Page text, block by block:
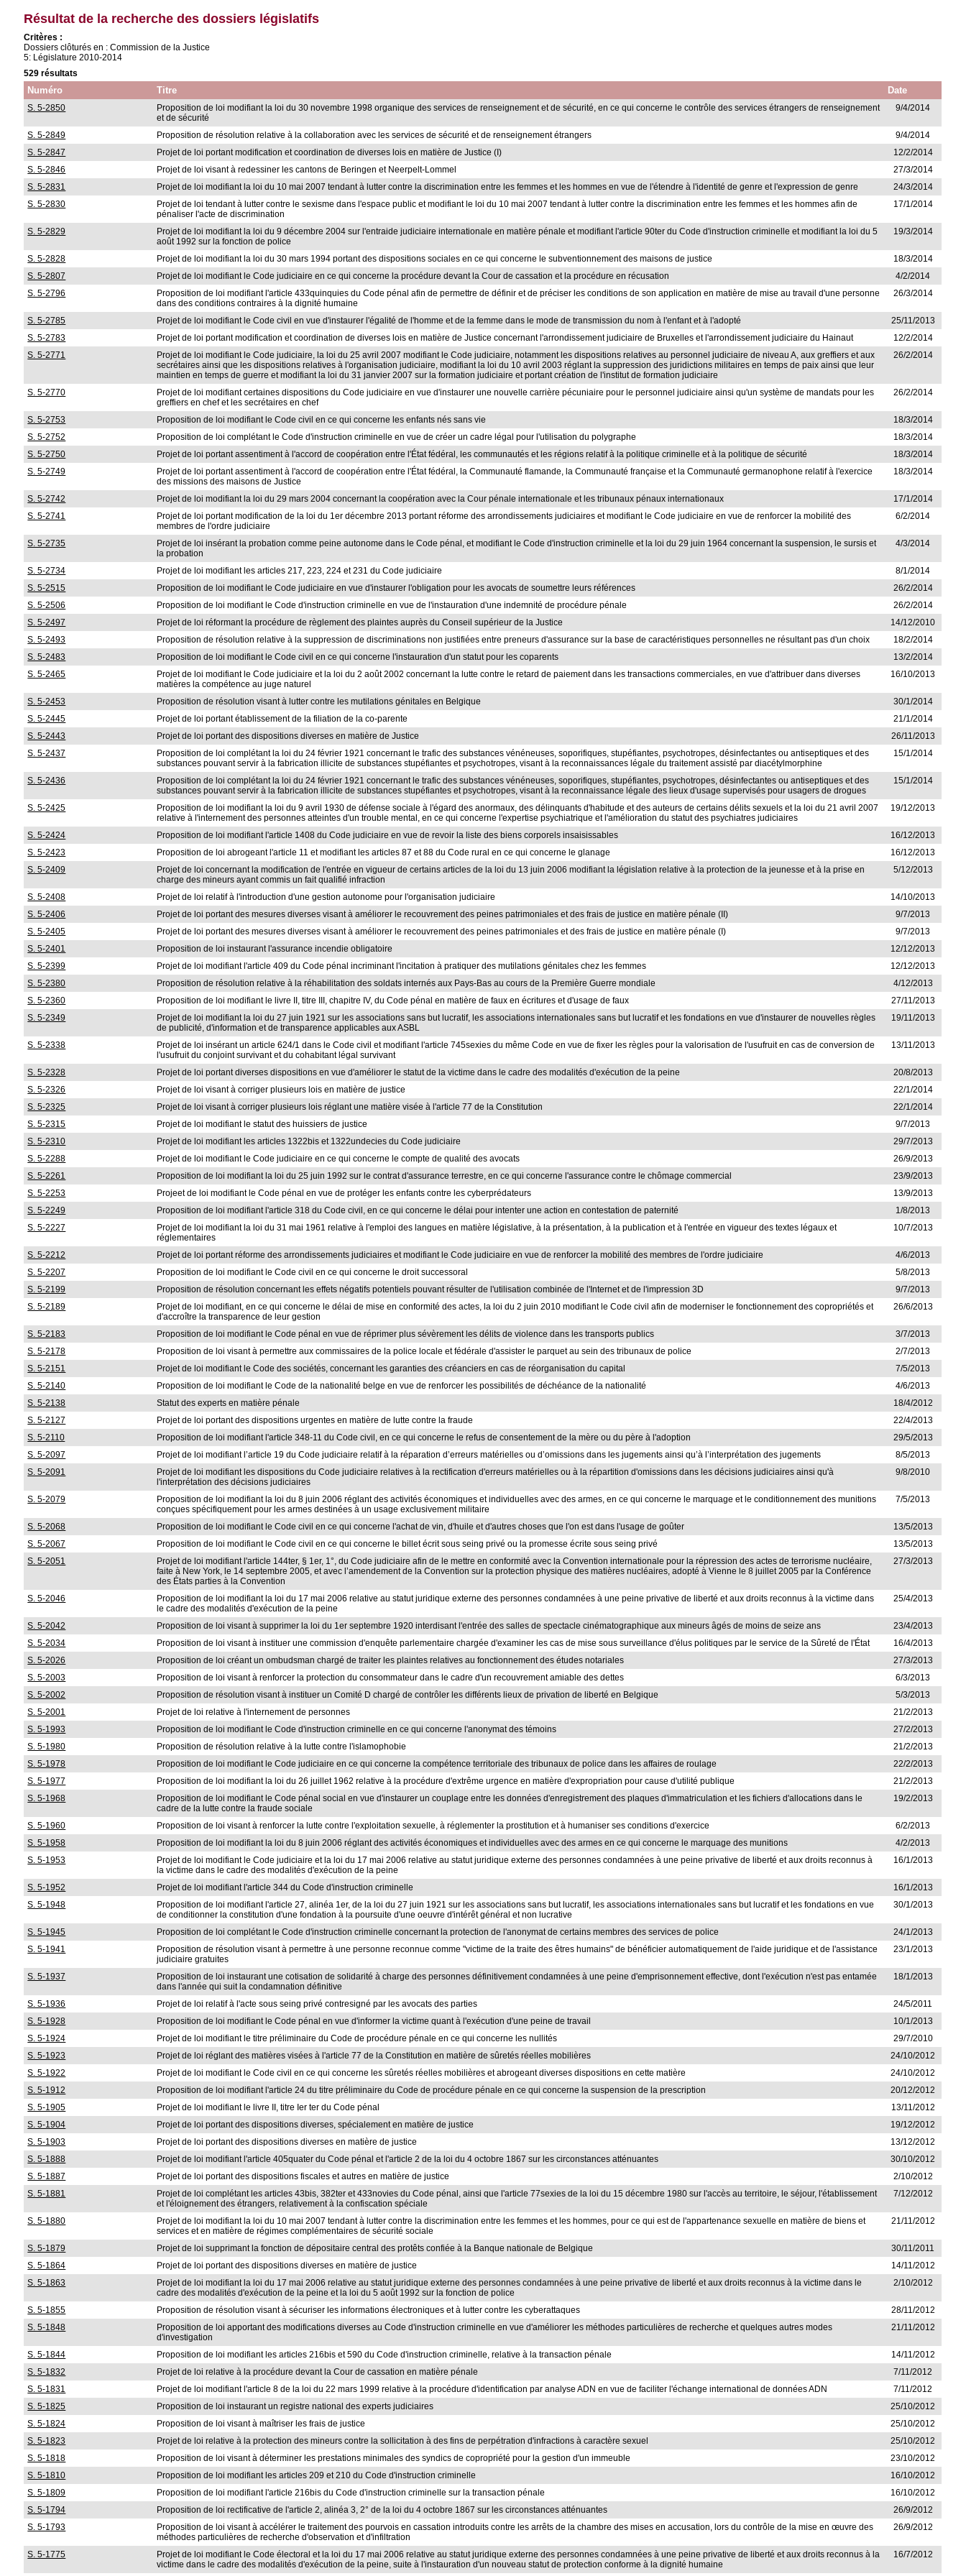
Résultat de la recherche des dossiers législatifs
Critères :
Dossiers clôturés en : Commission de la Justice
5: Législature 2010-2014
529 résultats
Numéro Titre Date
S. 5-2850
Proposition de loi modifiant la loi du 30 novembre 1998 organique des services de renseignement et de sécurité, en ce qui concerne le contrôle des services étrangers de renseignement
et de sécurité
9/4/2014
S. 5-2849 Proposition de résolution relative à la collaboration avec les services de sécurité et de renseignement étrangers
9/4/2014
S. 5-2847
Projet de loi portant modification et coordination de diverses lois en matière de Justice (I)
12/2/2014
S. 5-2846
Projet de loi visant à redessiner les cantons de Beringen et Neerpelt-Lommel
27/3/2014
S. 5-2831
Projet de loi modifiant la loi du 10 mai 2007 tendant à lutter contre la discrimination entre les femmes et les hommes en vue de l'étendre à l'identité de genre et l'expression de genre
24/3/2014
S. 5-2830
Projet de loi tendant à lutter contre le sexisme dans l'espace public et modifiant le loi du 10 mai 2007 tendant à lutter contre la discrimination entre les femmes et les hommes afin de
pénaliser l'acte de discrimination
17/1/2014
S. 5-2829
Projet de loi modifiant la loi du 9 décembre 2004 sur l'entraide judiciaire internationale en matière pénale et modifiant l'article 90ter du Code d'instruction criminelle et modifiant la loi du 5
août 1992 sur la fonction de police
19/3/2014
S. 5-2828 Projet de loi modifiant la loi du 30 mars 1994 portant des dispositions sociales en ce qui concerne le subventionnement des maisons de justice
18/3/2014
S. 5-2807
Projet de loi modifiant le Code judiciaire en ce qui concerne la procédure devant la Cour de cassation et la procédure en récusation
4/2/2014
S. 5-2796
Proposition de loi modifiant l'article 433quinquies du Code pénal afin de permettre de définir et de préciser les conditions de son application en matière de mise au travail d'une personne
dans des conditions contraires à la dignité humaine
26/3/2014
S. 5-2785 Projet de loi modifiant le Code civil en vue d'instaurer l'égalité de l'homme et de la femme dans le mode de transmission du nom à l'enfant et à l'adopté
25/11/2013
S. 5-2783
Projet de loi portant modification et coordination de diverses lois en matière de Justice concernant l'arrondissement judiciaire de Bruxelles et l'arrondissement judiciaire du Hainaut
12/2/2014
S. 5-2771
Projet de loi modifiant le Code judiciaire, la loi du 25 avril 2007 modifiant le Code judiciaire, notamment les dispositions relatives au personnel judiciaire de niveau A, aux greffiers et aux
secrétaires ainsi que les dispositions relatives à l'organisation judiciaire, modifiant la loi du 10 avril 2003 réglant la suppression des juridictions militaires en temps de paix ainsi que leur
maintien en temps de guerre et modifiant la loi du 31 janvier 2007 sur la formation judiciaire et portant création de l'institut de formation judiciaire
26/2/2014
S. 5-2770
Projet de loi modifiant certaines dispositions du Code judiciaire en vue d'instaurer une nouvelle carrière pécuniaire pour le personnel judiciaire ainsi qu'un système de mandats pour les
greffiers en chef et les secrétaires en chef
26/2/2014
S. 5-2753 Proposition de loi modifiant le Code civil en ce qui concerne les enfants nés sans vie
18/3/2014
S. 5-2752
Proposition de loi complétant le Code d'instruction criminelle en vue de créer un cadre légal pour l'utilisation du polygraphe
18/3/2014
S. 5-2750
Projet de loi portant assentiment à l'accord de coopération entre l'État fédéral, les communautés et les régions relatif à la politique criminelle et à la politique de sécurité
18/3/2014
S. 5-2749
Projet de loi portant assentiment à l'accord de coopération entre l'État fédéral, la Communauté flamande, la Communauté française et la Communauté germanophone relatif à l'exercice
des missions des maisons de Justice
18/3/2014
S. 5-2742 Projet de loi modifiant la loi du 29 mars 2004 concernant la coopération avec la Cour pénale internationale et les tribunaux pénaux internationaux
17/1/2014
S. 5-2741
Projet de loi portant modification de la loi du 1er décembre 2013 portant réforme des arrondissements judiciaires et modifiant le Code judiciaire en vue de renforcer la mobilité des
membres de l'ordre judiciaire
6/2/2014
S. 5-2735
Projet de loi insérant la probation comme peine autonome dans le Code pénal, et modifiant le Code d'instruction criminelle et la loi du 29 juin 1964 concernant la suspension, le sursis et
la probation
4/3/2014
S. 5-2734 Projet de loi modifiant les articles 217, 223, 224 et 231 du Code judiciaire
8/1/2014
S. 5-2515
Proposition de loi modifiant le Code judiciaire en vue d'instaurer l'obligation pour les avocats de soumettre leurs références
26/2/2014
S. 5-2506
Proposition de loi modifiant le Code d'instruction criminelle en vue de l'instauration d'une indemnité de procédure pénale
26/2/2014
S. 5-2497
Projet de loi réformant la procédure de règlement des plaintes auprès du Conseil supérieur de la Justice
14/12/2010
S. 5-2493
Proposition de résolution relative à la suppression de discriminations non justifiées entre preneurs d'assurance sur la base de caractéristiques personnelles ne résultant pas d'un choix
18/2/2014
S. 5-2483
Proposition de loi modifiant le Code civil en ce qui concerne l'instauration d'un statut pour les coparents
13/2/2014
S. 5-2465
Projet de loi modifiant le Code judiciaire et la loi du 2 août 2002 concernant la lutte contre le retard de paiement dans les transactions commerciales, en vue d'attribuer dans diverses
matières la compétence au juge naturel
16/10/2013
S. 5-2453 Proposition de résolution visant à lutter contre les mutilations génitales en Belgique
30/1/2014
S. 5-2445
Projet de loi portant établissement de la filiation de la co-parente
21/1/2014
S. 5-2443
Projet de loi portant des dispositions diverses en matière de Justice
26/11/2013
S. 5-2437
Proposition de loi complétant la loi du 24 février 1921 concernant le trafic des substances vénéneuses, soporifiques, stupéfiantes, psychotropes, désinfectantes ou antiseptiques et des
substances pouvant servir à la fabrication illicite de substances stupéfiantes et psychotropes, visant à la reconnaissances légale du traitement assisté par diacétylmorphine
15/1/2014
S. 5-2436
Proposition de loi complétant la loi du 24 février 1921 concernant le trafic des substances vénéneuses, soporifiques, stupéfiantes, psychotropes, désinfectantes ou antiseptiques et des
substances pouvant servir à la fabrication illicite de substances stupéfiantes et psychotropes, visant à la reconnaissance légale des lieux d'usage supervisés pour usagers de drogues
15/1/2014
S. 5-2425
Proposition de loi modifiant la loi du 9 avril 1930 de défense sociale à l'égard des anormaux, des délinquants d'habitude et des auteurs de certains délits sexuels et la loi du 21 avril 2007
relative à l'internement des personnes atteintes d'un trouble mental, en ce qui concerne l'expertise psychiatrique et l'amélioration du statut des psychiatres judiciaires
19/12/2013
S. 5-2424 Proposition de loi modifiant l'article 1408 du Code judiciaire en vue de revoir la liste des biens corporels insaisissables
16/12/2013
S. 5-2423
Proposition de loi abrogeant l'article 11 et modifiant les articles 87 et 88 du Code rural en ce qui concerne le glanage
16/12/2013
S. 5-2409
Projet de loi concernant la modification de l'entrée en vigueur de certains articles de la loi du 13 juin 2006 modifiant la législation relative à la protection de la jeunesse et à la prise en
charge des mineurs ayant commis un fait qualifié infraction
5/12/2013
S. 5-2408 Projet de loi relatif à l'introduction d'une gestion autonome pour l'organisation judiciaire
14/10/2013
S. 5-2406
Projet de loi portant des mesures diverses visant à améliorer le recouvrement des peines patrimoniales et des frais de justice en matière pénale (II)
9/7/2013
S. 5-2405
Projet de loi portant des mesures diverses visant à améliorer le recouvrement des peines patrimoniales et des frais de justice en matière pénale (I)
9/7/2013
S. 5-2401
Proposition de loi instaurant l'assurance incendie obligatoire
12/12/2013
S. 5-2399
Projet de loi modifiant l'article 409 du Code pénal incriminant l'incitation à pratiquer des mutilations génitales chez les femmes
12/12/2013
S. 5-2380
Proposition de résolution relative à la réhabilitation des soldats internés aux Pays-Bas au cours de la Première Guerre mondiale
4/12/2013
S. 5-2360
Proposition de loi modifiant le livre II, titre III, chapitre IV, du Code pénal en matière de faux en écritures et d'usage de faux
27/11/2013
S. 5-2349
Projet de loi modifiant la loi du 27 juin 1921 sur les associations sans but lucratif, les associations internationales sans but lucratif et les fondations en vue d'instaurer de nouvelles règles
de publicité, d'information et de transparence applicables aux ASBL
19/11/2013
S. 5-2338
Projet de loi insérant un article 624/1 dans le Code civil et modifiant l'article 745sexies du même Code en vue de fixer les règles pour la valorisation de l'usufruit en cas de conversion de
l'usufruit du conjoint survivant et du cohabitant légal survivant
13/11/2013
S. 5-2328 Projet de loi portant diverses dispositions en vue d'améliorer le statut de la victime dans le cadre des modalités d'exécution de la peine
20/8/2013
S. 5-2326
Projet de loi visant à corriger plusieurs lois en matière de justice
22/1/2014
S. 5-2325
Projet de loi visant à corriger plusieurs lois réglant une matière visée à l'article 77 de la Constitution
22/1/2014
S. 5-2315
Projet de loi modifiant le statut des huissiers de justice
9/7/2013
S. 5-2310
Projet de loi modifiant les articles 1322bis et 1322undecies du Code judiciaire
29/7/2013
S. 5-2288
Projet de loi modifiant le Code judiciaire en ce qui concerne le compte de qualité des avocats
26/9/2013
S. 5-2261
Proposition de loi modifiant la loi du 25 juin 1992 sur le contrat d'assurance terrestre, en ce qui concerne l'assurance contre le chômage commercial
23/9/2013
S. 5-2253
Projeet de loi modifiant le Code pénal en vue de protéger les enfants contre les cyberprédateurs
13/9/2013
S. 5-2249
Proposition de loi modifiant l'article 318 du Code civil, en ce qui concerne le délai pour intenter une action en contestation de paternité
1/8/2013
S. 5-2227
Projet de loi modifiant la loi du 31 mai 1961 relative à l'emploi des langues en matière législative, à la présentation, à la publication et à l'entrée en vigueur des textes légaux et
réglementaires
10/7/2013
S. 5-2212 Projet de loi portant réforme des arrondissements judiciaires et modifiant le Code judiciaire en vue de renforcer la mobilité des membres de l'ordre judiciaire
4/6/2013
S. 5-2207
Proposition de loi modifiant le Code civil en ce qui concerne le droit successoral
5/8/2013
S. 5-2199
Proposition de résolution concernant les effets négatifs potentiels pouvant résulter de l'utilisation combinée de l'Internet et de l'impression 3D
9/7/2013
S. 5-2189
Projet de loi modifiant, en ce qui concerne le délai de mise en conformité des actes, la loi du 2 juin 2010 modifiant le Code civil afin de moderniser le fonctionnement des copropriétés et
d'accroître la transparence de leur gestion
26/6/2013
S. 5-2183 Proposition de loi modifiant le Code pénal en vue de réprimer plus sévèrement les délits de violence dans les transports publics
3/7/2013
S. 5-2178
Proposition de loi visant à permettre aux commissaires de la police locale et fédérale d'assister le parquet au sein des tribunaux de police
2/7/2013
S. 5-2151
Projet de loi modifiant le Code des sociétés, concernant les garanties des créanciers en cas de réorganisation du capital
7/5/2013
S. 5-2140
Proposition de loi modifiant le Code de la nationalité belge en vue de renforcer les possibilités de déchéance de la nationalité
4/6/2013
S. 5-2138
Statut des experts en matière pénale
18/4/2012
S. 5-2127
Projet de loi portant des dispositions urgentes en matière de lutte contre la fraude
22/4/2013
S. 5-2110
Proposition de loi modifiant l'article 348-11 du Code civil, en ce qui concerne le refus de consentement de la mère ou du père à l'adoption
29/5/2013
S. 5-2097
Projet de loi modifiant l’article 19 du Code judiciaire relatif à la réparation d’erreurs matérielles ou d’omissions dans les jugements ainsi qu’à l’interprétation des jugements
8/5/2013
S. 5-2091
Projet de loi modifiant les dispositions du Code judiciaire relatives à la rectification d'erreurs matérielles ou à la répartition d'omissions dans les décisions judiciaires ainsi qu'à
l'interprétation des décisions judiciaires
9/8/2010
S. 5-2079
Proposition de loi modifiant la loi du 8 juin 2006 réglant des activités économiques et individuelles avec des armes, en ce qui concerne le marquage et le conditionnement des munitions
conçues spécifiquement pour les armes destinées à un usage exclusivement militaire
7/5/2013
S. 5-2068 Proposition de loi modifiant le Code civil en ce qui concerne l'achat de vin, d'huile et d'autres choses que l'on est dans l'usage de goûter
13/5/2013
S. 5-2067
Proposition de loi modifiant le Code civil en ce qui concerne le billet écrit sous seing privé ou la promesse écrite sous seing privé
13/5/2013
S. 5-2051
Projet de loi modifiant l'article 144ter, § 1er, 1°, du Code judiciaire afin de le mettre en conformité avec la Convention internationale pour la répression des actes de terrorisme nucléaire,
faite à New York, le 14 septembre 2005, et avec l’amendement de la Convention sur la protection physique des matières nucléaires, adopté à Vienne le 8 juillet 2005 par la Conférence
des États parties à la Convention
27/3/2013
S. 5-2046
Proposition de loi modifiant la loi du 17 mai 2006 relative au statut juridique externe des personnes condamnées à une peine privative de liberté et aux droits reconnus à la victime dans
le cadre des modalités d'exécution de la peine
25/4/2013
S. 5-2042 Proposition de loi visant à supprimer la loi du 1er septembre 1920 interdisant l'entrée des salles de spectacle cinématographique aux mineurs âgés de moins de seize ans
23/4/2013
S. 5-2034
Proposition de loi visant à instituer une commission d'enquête parlementaire chargée d'examiner les cas de mise sous surveillance d'élus politiques par le service de la Sûreté de l'État
16/4/2013
S. 5-2026
Proposition de loi créant un ombudsman chargé de traiter les plaintes relatives au fonctionnement des études notariales
27/3/2013
S. 5-2003
Proposition de loi visant à renforcer la protection du consommateur dans le cadre d'un recouvrement amiable des dettes
6/3/2013
S. 5-2002
Proposition de résolution visant à instituer un Comité D chargé de contrôler les différents lieux de privation de liberté en Belgique
5/3/2013
S. 5-2001
Projet de loi relative à l'internement de personnes
21/2/2013
S. 5-1993
Proposition de loi modifiant le Code d'instruction criminelle en ce qui concerne l'anonymat des témoins
27/2/2013
S. 5-1980
Proposition de résolution relative à la lutte contre l'islamophobie
21/2/2013
S. 5-1978
Proposition de loi modifiant le Code judiciaire en ce qui concerne la compétence territoriale des tribunaux de police dans les affaires de roulage
22/2/2013
S. 5-1977
Proposition de loi modifiant la loi du 26 juillet 1962 relative à la procédure d'extrême urgence en matière d'expropriation pour cause d'utilité publique
21/2/2013
S. 5-1968
Proposition de loi modifiant le Code pénal social en vue d'instaurer un couplage entre les données d'enregistrement des plaques d'immatriculation et les fichiers d'allocations dans le
cadre de la lutte contre la fraude sociale
19/2/2013
S. 5-1960 Proposition de loi visant à renforcer la lutte contre l'exploitation sexuelle, à réglementer la prostitution et à humaniser ses conditions d'exercice
6/2/2013
S. 5-1958
Proposition de loi modifiant la loi du 8 juin 2006 réglant des activités économiques et individuelles avec des armes en ce qui concerne le marquage des munitions
4/2/2013
S. 5-1953
Projet de loi modifiant le Code judiciaire et la loi du 17 mai 2006 relative au statut juridique externe des personnes condamnées à une peine privative de liberté et aux droits reconnus à
la victime dans le cadre des modalités d'exécution de la peine
16/1/2013
S. 5-1952 Projet de loi modifiant l'article 344 du Code d'instruction criminelle
16/1/2013
S. 5-1948
Proposition de loi modifiant l'article 27, alinéa 1er, de la loi du 27 juin 1921 sur les associations sans but lucratif, les associations internationales sans but lucratif et les fondations en vue
de conditionner la constitution d'une fondation à la poursuite d'une oeuvre d'intérêt général et non lucrative
30/1/2013
S. 5-1945 Proposition de loi complétant le Code d'instruction criminelle concernant la protection de l'anonymat de certains membres des services de police
24/1/2013
S. 5-1941
Proposition de résolution visant à permettre à une personne reconnue comme "victime de la traite des êtres humains" de bénéficier automatiquement de l'aide juridique et de l'assistance
judiciaire gratuites
23/1/2013
S. 5-1937
Proposition de loi instaurant une cotisation de solidarité à charge des personnes définitivement condamnées à une peine d'emprisonnement effective, dont l'exécution n'est pas entamée
dans l'année qui suit la condamnation définitive
18/1/2013
S. 5-1936 Projet de loi relatif à l'acte sous seing privé contresigné par les avocats des parties
24/5/2011
S. 5-1928
Proposition de loi modifiant le Code pénal en vue d'informer la victime quant à l'exécution d'une peine de travail
10/1/2013
S. 5-1924
Projet de loi modifiant le titre préliminaire du Code de procédure pénale en ce qui concerne les nullités
29/7/2010
S. 5-1923
Projet de loi réglant des matières visées à l'article 77 de la Constitution en matière de sûretés réelles mobilières
24/10/2012
S. 5-1922
Projet de loi modifiant le Code civil en ce qui concerne les sûretés réelles mobilières et abrogeant diverses dispositions en cette matière
24/10/2012
S. 5-1912
Proposition de loi modifiant l'article 24 du titre préliminaire du Code de procédure pénale en ce qui concerne la suspension de la prescription
20/12/2012
S. 5-1905
Projet de loi modifiant le livre II, titre Ier ter du Code pénal
13/11/2012
S. 5-1904
Projet de loi portant des dispositions diverses, spécialement en matière de justice
19/12/2012
S. 5-1903
Projet de loi portant des dispositions diverses en matière de justice
13/12/2012
S. 5-1888
Projet de loi modifiant l'article 405quater du Code pénal et l'article 2 de la loi du 4 octobre 1867 sur les circonstances atténuantes
30/10/2012
S. 5-1887
Projet de loi portant des dispositions fiscales et autres en matière de justice
2/10/2012
S. 5-1881
Projet de loi complétant les articles 43bis, 382ter et 433novies du Code pénal, ainsi que l'article 77sexies de la loi du 15 décembre 1980 sur l'accès au territoire, le séjour, l'établissement
et l'éloignement des étrangers, relativement à la confiscation spéciale
7/12/2012
S. 5-1880
Projet de loi modifiant la loi du 10 mai 2007 tendant à lutter contre la discrimination entre les femmes et les hommes, pour ce qui est de l'appartenance sexuelle en matière de biens et
services et en matière de régimes complémentaires de sécurité sociale
21/11/2012
S. 5-1879 Projet de loi supprimant la fonction de dépositaire central des protêts confiée à la Banque nationale de Belgique
30/11/2011
S. 5-1864
Projet de loi portant des dispositions diverses en matière de justice
14/11/2012
S. 5-1863
Projet de loi modifiant la loi du 17 mai 2006 relative au statut juridique externe des personnes condamnées à une peine privative de liberté et aux droits reconnus à la victime dans le
cadre des modalités d'exécution de la peine et la loi du 5 août 1992 sur la fonction de police
2/10/2012
S. 5-1855 Proposition de résolution visant à sécuriser les informations électroniques et à lutter contre les cyberattaques
28/11/2012
S. 5-1848
Proposition de loi apportant des modifications diverses au Code d'instruction criminelle en vue d'améliorer les méthodes particulières de recherche et quelques autres modes
d'investigation
21/11/2012
S. 5-1844 Proposition de loi modifiant les articles 216bis et 590 du Code d'instruction criminelle, relative à la transaction pénale
14/11/2012
S. 5-1832
Projet de loi relative à la procédure devant la Cour de cassation en matière pénale
7/11/2012
S. 5-1831
Projet de loi modifiant l'article 8 de la loi du 22 mars 1999 relative à la procédure d'identification par analyse ADN en vue de faciliter l'échange international de données ADN
7/11/2012
S. 5-1825
Proposition de loi instaurant un registre national des experts judiciaires
25/10/2012
S. 5-1824
Proposition de loi visant à maîtriser les frais de justice
25/10/2012
S. 5-1823
Projet de loi relative à la protection des mineurs contre la sollicitation à des fins de perpétration d'infractions à caractère sexuel
25/10/2012
S. 5-1818
Proposition de loi visant à déterminer les prestations minimales des syndics de copropriété pour la gestion d'un immeuble
23/10/2012
S. 5-1810
Proposition de loi modifiant les articles 209 et 210 du Code d'instruction criminelle
16/10/2012
S. 5-1809
Proposition de loi modifiant l'article 216bis du Code d'instruction criminelle sur la transaction pénale
16/10/2012
S. 5-1794
Proposition de loi rectificative de l'article 2, alinéa 3, 2° de la loi du 4 octobre 1867 sur les circonstances atténuantes
26/9/2012
S. 5-1793
Proposition de loi visant à accélérer le traitement des pourvois en cassation introduits contre les arrêts de la chambre des mises en accusation, lors du contrôle de la mise en œuvre des
méthodes particulières de recherche d'observation et d'infiltration
26/9/2012
S. 5-1775
Projet de loi modifiant le Code électoral et la loi du 17 mai 2006 relative au statut juridique externe des personnes condamnées à une peine privative de liberté et aux droits reconnus à la
victime dans le cadre des modalités d'exécution de la peine, suite à l'instauration d'un nouveau statut de protection conforme à la dignité humaine
16/7/2012